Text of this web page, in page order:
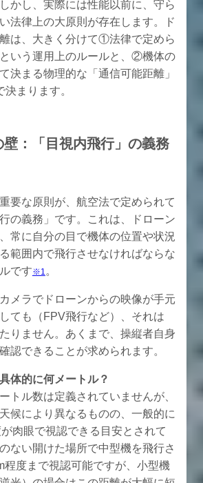
かし、実際には性能以前に、守ら
法律上の大原則が存在します。ド
は、大きく分けて①法律で定めら
いう運用上のルールと、②機体の
決まる物理的な「通信可能距離」
まります。
壁：「目視内飛行」の義務
要な原則が、航空法で定められて
の義務」です。これは、ドローン
常に自分の目で機体の位置や状況
範囲内で飛行させなければならな
です※1 。
メラでドローンからの映像が手元
ても（FPV飛行など）、それは
りません。あくまで、操縦者自身
認できることが求められます。
体的に何メートル？
トル数は定義されていませんが、
候により異なるものの、一般的に
肉眼で視認できる目安とされて
ない開けた場所で中型機を飛行さ
程度まで視認可能ですが、小型機